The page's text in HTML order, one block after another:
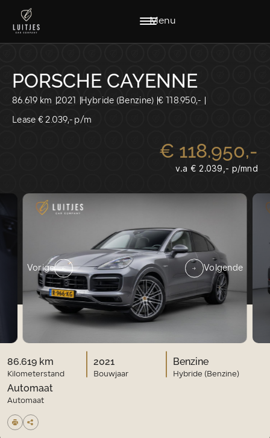
Menu
AANBOD
WERKPLAATS
OVER ONS
VERKOOP@LUITJESCARCOMPANY.NL
0229-220040
PORSCHE CAYENNE
86.619 km 2021 Hybride (Benzine) € 118.950,-
Lease € 2.039,- p/m
€ 118.950,-
v.a € 2.039,- p/mnd
Vorige Volgende
86.619 km
Kilometerstand
2021
Bouwjaar
Benzine
Hybride (Benzine)
Automaat
Automaat